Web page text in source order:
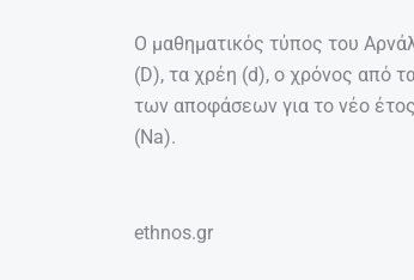
Ο μαθηματικός τύπος του
(D), τα χρέη (d), ο χρόνος από
των αποφάσεων για το νέο
(Na).
ethnos.gr